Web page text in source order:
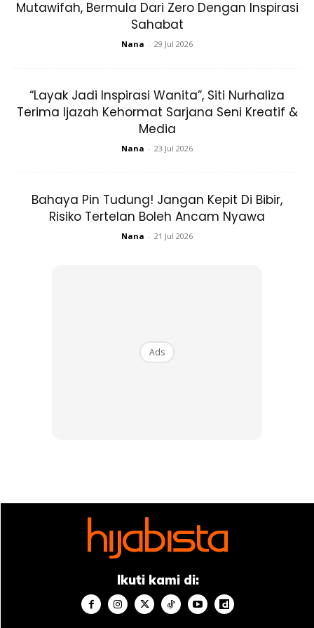
nya itu Farah memberitahu
hijrahnya adalah pada 1 Muharam yang lalu.
A Post Shared ByF. L.(@farahlee_) On
Ternyata penghijrahan Farah Lee untuk melanjutkan
Mutawifah, Bermula Dari Zero Dengan Inspirasi
Sahabat
Nana - 29 Jul 2026
“Layak Jadi Inspirasi Wanita”, Siti Nurhaliza
Terima Ijazah Kehormat Sarjana Seni Kreatif &
Media
Nana - 23 Jul 2026
Bahaya Pin Tudung! Jangan Kepit Di Bibir,
Risiko Tertelan Boleh Ancam Nyawa
Nana - 21 Jul 2026
Ads
Ikuti kami di: